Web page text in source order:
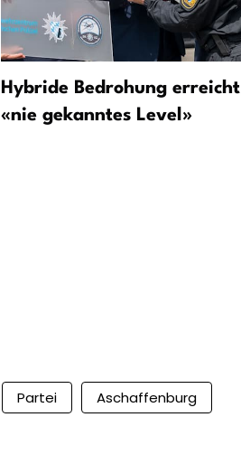
Hybride Bedrohung erreicht
«nie gekanntes Level»
Partei Aschaffenburg